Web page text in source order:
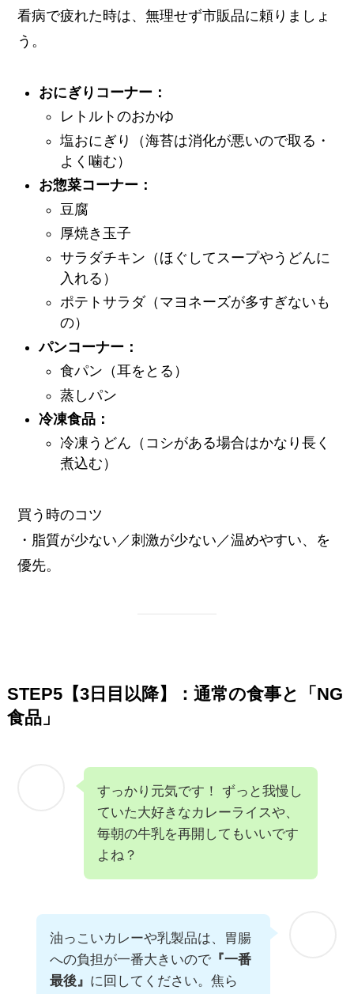
看病で疲れた時は、無理せず市販品に頼りましょ
う。
おにぎりコーナー：
レトルトのおかゆ
塩おにぎり（海苔は消化が悪いので取る・
よく噛む）
お惣菜コーナー：
豆腐
厚焼き玉子
サラダチキン（ほぐしてスープやうどんに
入れる）
ポテトサラダ（マヨネーズが多すぎないも
の）
パンコーナー：
食パン（耳をとる）
蒸しパン
冷凍食品：
冷凍うどん（コシがある場合はかなり長く
煮込む）
買う時のコツ
・脂質が少ない／刺激が少ない／温めやすい、を
優先。
STEP5【3日目以降】：通常の食事と「NG
食品」
すっかり元気です！ ずっと我慢し
ていた大好きなカレーライスや、
毎朝の牛乳を再開してもいいです
よね？
油っこいカレーや乳製品は、胃腸
への負担が一番大きいので 『一番
最後』 に回してください。焦ら